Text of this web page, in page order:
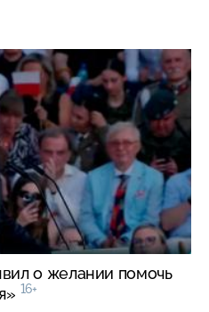
о желании помочь
16+